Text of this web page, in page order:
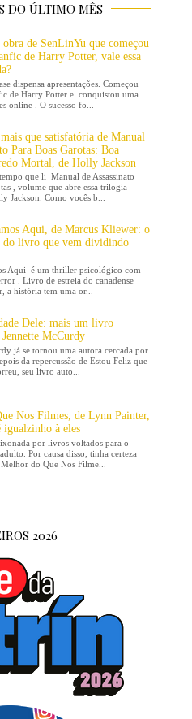
DO ÚLTIMO MÊS
de SenLinYu que começou
de Harry Potter, vale essa
dispensa apresentações. Começou
de Harry Potter e conquistou uma
online . O sucesso fo...
que satisfatória de Manual
Para Boas Garotas: Boa
Mortal, de Holly Jackson
que li Manual de Assassinato
, volume que abre essa trilogia
Jackson. Como vocês b...
Aqui, de Marcus Kliewer: o
do livro que vem dividindo
Aqui é um thriller psicológico com
. Livro de estreia do canadense
a história tem uma or...
Dele: mais um livro
McCurdy
já se tornou uma autora cercada por
da repercussão de Estou Feliz que
seu livro auto...
Nos Filmes, de Lynn Painter,
igualzinho à eles
por livros voltados para o
Por causa disso, tinha certeza
do Que Nos Filme...
2026